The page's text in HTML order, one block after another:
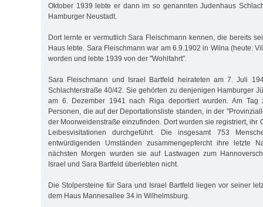
Oktober 1939 lebte er dann im so genannten Judenhaus
Hamburger Neustadt.
Dort lernte er vermutlich Sara Fleischmann kennen, die bereits
Haus lebte. Sara Fleischmann war am 6.9.1902 in Wilna (heute:
worden und lebte 1939 von der "Wohlfahrt".
Sara Fleischmann und Israel Bartfeld heirateten am 7. Juli
Schlachterstraße 40/42. Sie gehörten zu denjenigen Hamburger
am 6. Dezember 1941 nach Riga deportiert wurden. Am Tag
Personen, die auf der Deportationsliste standen, in der
der Moorweidenstraße einzufinden. Dort wurden sie registriert, ihr
Leibesvisitationen durchgeführt. Die insgesamt 753
entwürdigenden Umständen zusammengepfercht ihre letzte
nächsten Morgen wurden sie auf Lastwagen zum
Israel und Sara Bartfeld überlebten nicht.
Die Stolpersteine für Sara und Israel Bartfeld liegen vor seiner
dem Haus Mannesallee 34 in Wilhelmsburg.